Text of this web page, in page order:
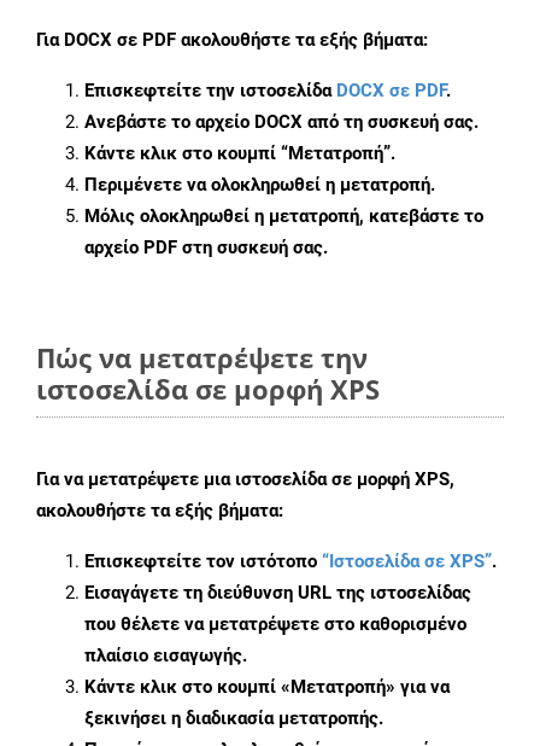
Για DOCX σε PDF ακολουθήστε τα εξής βήματα:
Επισκεφτείτε την ιστοσελίδα DOCX σε PDF.
Ανεβάστε το αρχείο DOCX από τη συσκευή σας.
Κάντε κλικ στο κουμπί “Μετατροπή”.
Περιμένετε να ολοκληρωθεί η μετατροπή.
Μόλις ολοκληρωθεί η μετατροπή, κατεβάστε το
αρχείο PDF στη συσκευή σας.
Πώς να μετατρέψετε την
ιστοσελίδα σε μορφή XPS
Για να μετατρέψετε μια ιστοσελίδα σε μορφή XPS,
ακολουθήστε τα εξής βήματα:
Επισκεφτείτε τον ιστότοπο “Ιστοσελίδα σε XPS”.
Εισαγάγετε τη διεύθυνση URL της ιστοσελίδας
που θέλετε να μετατρέψετε στο καθορισμένο
πλαίσιο εισαγωγής.
Κάντε κλικ στο κουμπί «Μετατροπή» για να
ξεκινήσει η διαδικασία μετατροπής.